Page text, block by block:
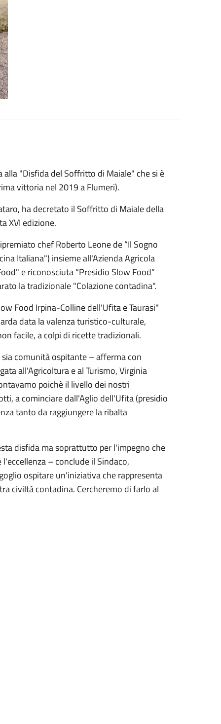
"Disfida del Soffritto di Maiale" che si è
vittoria nel 2019 a Flumeri).
ha decretato il Soffritto di Maiale della
XVI edizione.
chef Roberto Leone de “Il Sogno
Italiana") insieme all'Azienda Agricola
e riconosciuta “Presidio Slow Food”
la tradizionale "Colazione contadina".
Food Irpina-Colline dell'Ufita e Taurasi"
data la valenza turistico-culturale,
facile, a colpi di ricette tradizionali.
comunità ospitante – afferma con
all'Agricoltura e al Turismo, Virginia
poichè il livello dei nostri
a cominciare dall'Aglio dell'Ufita (presidio
tanto da raggiungere la ribalta
disfida ma soprattutto per l'impegno che
– conclude il Sindaco,
ospitare un'iniziativa che rappresenta
civiltà contadina. Cercheremo di farlo al